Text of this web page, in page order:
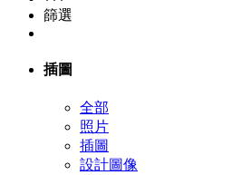
篩選
插圖
全部
照片
插圖
設計圖像